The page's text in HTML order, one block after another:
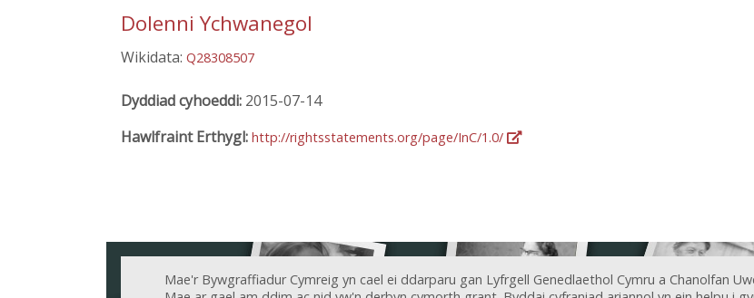
Dolenni Ychwanegol
Wikidata: Q28308507
Dyddiad cyhoeddi: 2015-07-14
Hawlfraint Erthygl: http://rightsstatements.org/page/InC/1.0/
Mae'r Bywgraffiadur Cymreig yn cael ei ddarparu gan Lyfrgell Genedlaethol Cymru a Chanolfan